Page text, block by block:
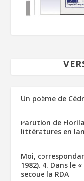
Un poème de
Parution de
littératures en
Moi,
1982). 4. Dans le
secoue la RDA